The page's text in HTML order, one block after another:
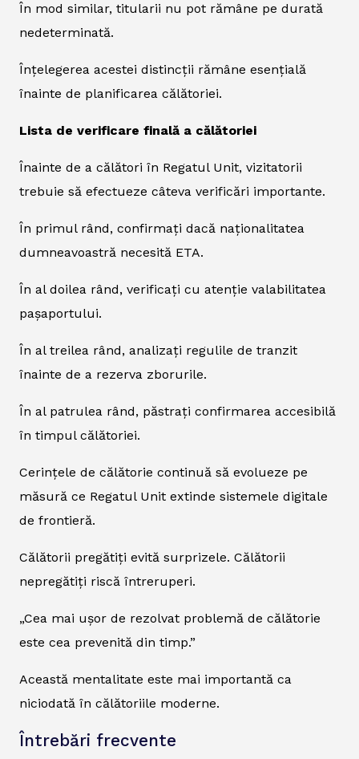
În mod similar, titularii nu pot rămâne pe durată
nedeterminată.
Înțelegerea acestei distincții rămâne esențială
înainte de planificarea călătoriei.
Lista de verificare finală a călătoriei
Înainte de a călători în Regatul Unit, vizitatorii
trebuie să efectueze câteva verificări importante.
În primul rând, confirmați dacă naționalitatea
dumneavoastră necesită ETA.
În al doilea rând, verificați cu atenție valabilitatea
pașaportului.
În al treilea rând, analizați regulile de tranzit
înainte de a rezerva zborurile.
În al patrulea rând, păstrați confirmarea accesibilă
în timpul călătoriei.
Cerințele de călătorie continuă să evolueze pe
măsură ce Regatul Unit extinde sistemele digitale
de frontieră.
Călătorii pregătiți evită surprizele. Călătorii
nepregătiți riscă întreruperi.
„Cea mai ușor de rezolvat problemă de călătorie
este cea prevenită din timp.”
Această mentalitate este mai importantă ca
niciodată în călătoriile moderne.
Întrebări frecvente